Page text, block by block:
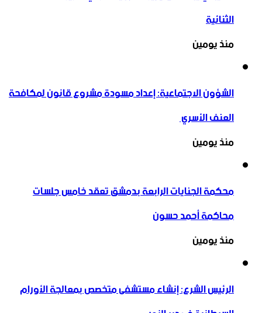
الثنائية
منذ يومين
الشؤون الاجتماعية: إعداد مسودة مشروع قانون لمكافحة
العنف الأسري ‏
منذ يومين
محكمة الجنايات الرابعة بدمشق تعقد خامس جلسات
محاكمة أحمد حسون
منذ يومين
الرئيس الشرع: إنشاء ‌‏مستشفى متخصص بمعالجة الأورام